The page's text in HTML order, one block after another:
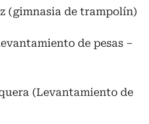
(gimnasia de trampolín)
de pesas –
(Levantamiento de